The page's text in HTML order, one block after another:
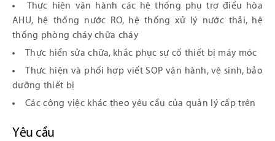
Thực hiện vận hành các hệ thống phụ trợ điều hòa
AHU, hệ thống nước RO, hệ thống xử lý nước thải, hệ
thống phòng cháy chữa cháy
Thực hiển sửa chữa, khắc phục sự cố thiết bị máy móc
Thực hiện và phối hợp viết SOP vận hành, vệ sinh, bảo
dưỡng thiết bị
Các công việc khác theo yêu cầu của quản lý cấp trên
Yêu cầu